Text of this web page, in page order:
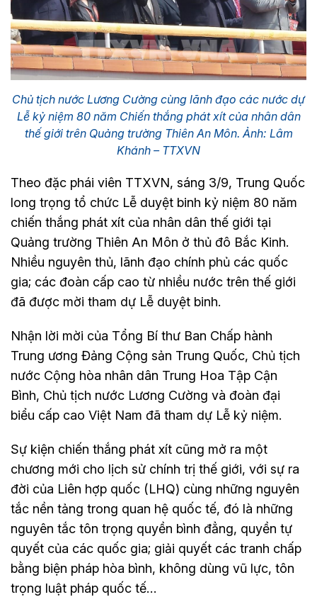
Chủ tịch nước Lương Cường cùng lãnh đạo các nước dự
Lễ kỷ niệm 80 năm Chiến thắng phát xít của nhân dân
thế giới trên Quảng trường Thiên An Môn. Ảnh: Lâm
Khánh – TTXVN
Theo đặc phái viên TTXVN, sáng 3/9, Trung Quốc
long trọng tổ chức Lễ duyệt binh kỷ niệm 80 năm
chiến thắng phát xít của nhân dân thế giới tại
Quảng trường Thiên An Môn ở thủ đô Bắc Kinh.
Nhiều nguyên thủ, lãnh đạo chính phủ các quốc
gia; các đoàn cấp cao từ nhiều nước trên thế giới
đã được mời tham dự Lễ duyệt binh.
Nhận lời mời của Tổng Bí thư Ban Chấp hành
Trung ương Đảng Cộng sản Trung Quốc, Chủ tịch
nước Cộng hòa nhân dân Trung Hoa Tập Cận
Bình, Chủ tịch nước Lương Cường và đoàn đại
biểu cấp cao Việt Nam đã tham dự Lễ kỷ niệm.
Sự kiện chiến thắng phát xít cũng mở ra một
chương mới cho lịch sử chính trị thế giới, với sự ra
đời của Liên hợp quốc (LHQ) cùng những nguyên
tắc nền tảng trong quan hệ quốc tế, đó là những
nguyên tắc tôn trọng quyền bình đẳng, quyền tự
quyết của các quốc gia; giải quyết các tranh chấp
bằng biện pháp hòa bình, không dùng vũ lực, tôn
trọng luật pháp quốc tế…